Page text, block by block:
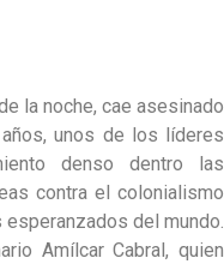
la noche, cae asesinado
unos de los líderes
denso dentro las
contra el colonialismo
del mundo.
Amílcar Cabral, quien